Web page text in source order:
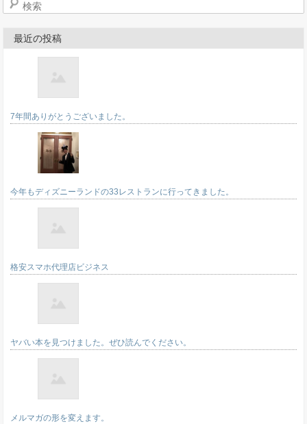
最近の投稿
7年間ありがとうございました。
今年もディズニーランドの33レストランに行ってきました。
格安スマホ代理店ビジネス
ヤバい本を見つけました。ぜひ読んでください。
メルマガの形を変えます。